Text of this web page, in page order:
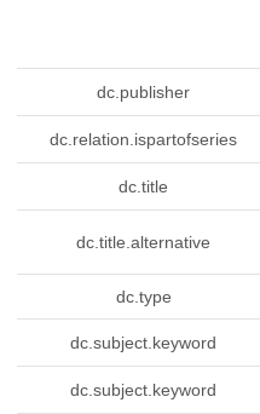
dc.publisher
dc.relation.ispartofseries
dc.title
dc.title.alternative
dc.type
dc.subject.keyword
dc.subject.keyword